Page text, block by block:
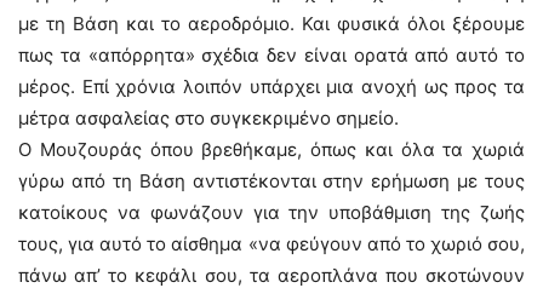
με τη Βάση και το αεροδρόμιο. Και φυσικά όλοι ξέρουμε
πως τα «απόρρητα» σχέδια δεν είναι ορατά από αυτό το
μέρος. Επί χρόνια λοιπόν υπάρχει μια ανοχή ως προς τα
μέτρα ασφαλείας στο συγκεκριμένο σημείο.
Ο Μουζουράς όπου βρεθήκαμε, όπως και όλα τα χωριά
γύρω από τη Βάση αντιστέκονται στην ερήμωση με τους
κατοίκους να φωνάζουν για την υποβάθμιση της ζωής
τους, για αυτό το αίσθημα «να φεύγουν από το χωριό σου,
πάνω απ’ το κεφάλι σου, τα αεροπλάνα που σκοτώνουν